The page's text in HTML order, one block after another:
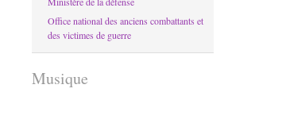
Office national des anciens combattants et
des victimes de guerre
Musique